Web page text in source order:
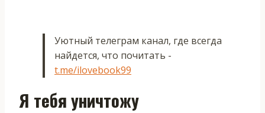
Уютный телеграм канал, где всегда
найдется, что почитать -
t.me/ilovebook99
Я тебя уничтожу